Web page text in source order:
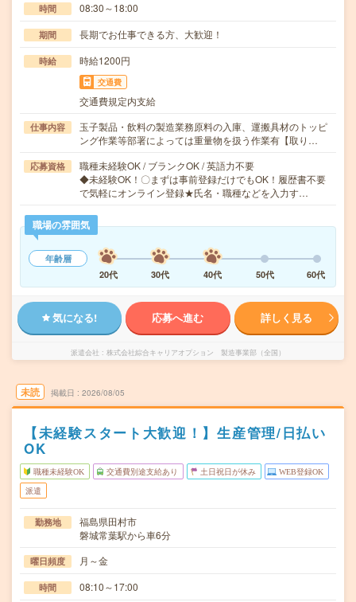
時間 08:30～18:00
期間 長期でお仕事できる方、大歓迎！
時給 時給1200円
交通費
交通費規定内支給
仕事内容
玉子製品・飲料の製造業務原料の入庫、運搬具材のトッピ
ング作業等部署によっては重量物を扱う作業有【取り…
応募資格
職種未経験OK / ブランクOK / 英語力不要
◆未経験OK！〇まずは事前登録だけでもOK！履歴書不要
で気軽にオンライン登録★氏名・職種などを入力す…
職場の雰囲気
年齢層
20代
30代 40代 50代 60代
気になる! 応募へ進む 詳しく見る
派遣会社 株式会社綜合キャリアオプション 製造事業部（全国）
未読 掲載日 2026/08/05
【未経験スタート大歓迎！】生産管理/日払い
OK
職種未経験OK 交通費別途支給あり 土日祝日が休み WEB登録OK
派遣
勤務地
福島県田村市
磐城常葉駅から車6分
曜日頻度 月～金
時間 08:10～17:00